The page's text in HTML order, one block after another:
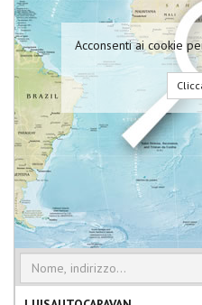
Acconsenti ai cookie